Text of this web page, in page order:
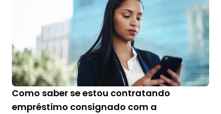
Como saber se estou contratando
empréstimo consignado com a